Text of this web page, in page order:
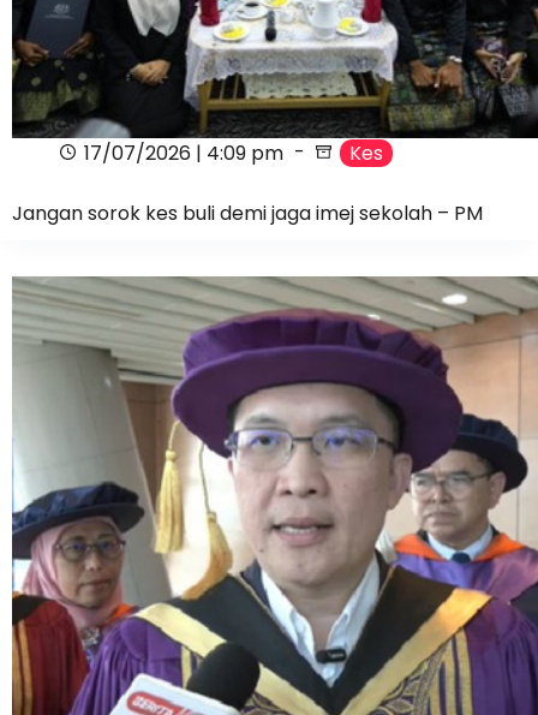
17/07/2026 | 4:09 pm Kes
Jangan sorok kes buli demi jaga imej sekolah – PM